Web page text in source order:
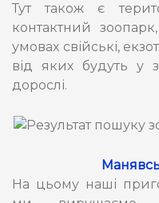
Тут також є
контактний
умовах свійські,
від яких будуть у
дорослі.
На цьому наші